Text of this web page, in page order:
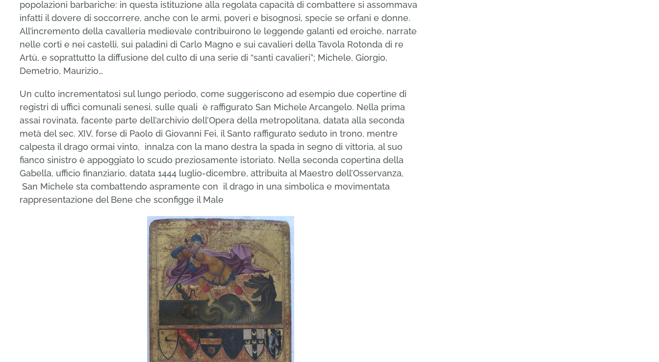
popolazioni barbariche: in questa istituzione alla regolata capacità di combattere si assommava
infatti il dovere di soccorrere, anche con le armi, poveri e bisognosi, specie se orfani e donne.
All’incremento della cavalleria medievale contribuirono le leggende galanti ed eroiche, narrate
nelle corti e nei castelli, sui paladini di Carlo Magno e sui cavalieri della Tavola Rotonda di re
Artù, e soprattutto la diffusione del culto di una serie di “santi cavalieri”; Michele, Giorgio,
Demetrio, Maurizio…
Un culto incrementatosi sul lungo periodo, come suggeriscono ad esempio due copertine di
registri di uffici comunali senesi, sulle quali è raffigurato San Michele Arcangelo. Nella prima
assai rovinata, facente parte dell’archivio dell’Opera della metropolitana, datata alla seconda
metà del sec. XIV, forse di Paolo di Giovanni Fei, il Santo raffigurato seduto in trono, mentre
calpesta il drago ormai vinto, innalza con la mano destra la spada in segno di vittoria, al suo
fianco sinistro è appoggiato lo scudo preziosamente istoriato. Nella seconda copertina della
Gabella, ufficio finanziario, datata 1444 luglio-dicembre, attribuita al Maestro dell’Osservanza,
San Michele sta combattendo aspramente con il drago in una simbolica e movimentata
rappresentazione del Bene che sconfigge il Male